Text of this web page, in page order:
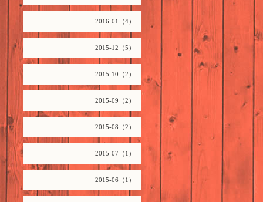
2016-01（4）
2015-12（5）
2015-10（2）
2015-09（2）
2015-08（2）
2015-07（1）
2015-06（1）